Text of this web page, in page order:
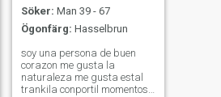
Söker: Man 39 - 67
Ögonfärg: Hasselbrun
soy una persona de buen
corazon me gusta la
naturaleza me gusta estal
trankila conportil momentos